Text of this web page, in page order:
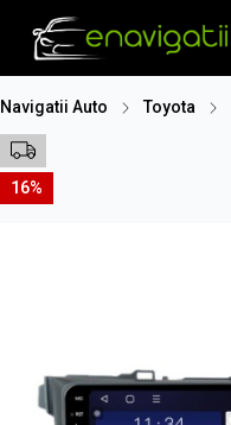
Navigatii Auto Toyota
16%